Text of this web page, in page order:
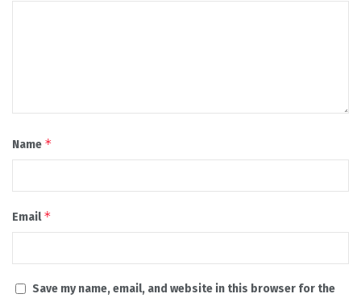
Name *
Email*
Save my name, email, and website in this browser for the